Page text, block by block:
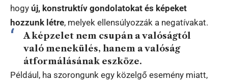
hogy új, konstruktív gondolatokat és képeket
hozzunk létre, melyek ellensúlyozzák a negatívakat.
A képzelet nem csupán a valóságtól
való menekülés, hanem a valóság
átformálásának eszköze.
Például, ha szorongunk egy közelgő esemény miatt,